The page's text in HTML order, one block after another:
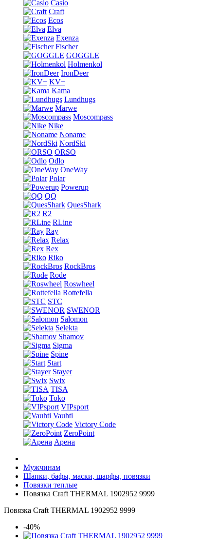
Casio
Craft
Ecos
Elva
Exenza
Fischer
GOGGLE
Holmenkol
IronDeer
KV+
Kama
Lundhugs
Marwe
Moscompass
Nike
Noname
NordSki
ORSO
Odlo
OneWay
Polar
Powerup
QQ
QuesShark
R2
RLine
Ray
Relax
Rex
Riko
RockBros
Rode
Roswheel
Rottefella
STC
SWENOR
Salomon
Selekta
Shamov
Sigma
Spine
Start
Stayer
Swix
TISA
Toko
VIPsport
Vauhti
Victory Code
ZeroPoint
Арена
Мужчинам
Шапки, бафы, маски, шарфы, повязки
Повязки теплые
Повязка Craft THERMAL 1902952 9999
Повязка Craft THERMAL 1902952 9999
-40%